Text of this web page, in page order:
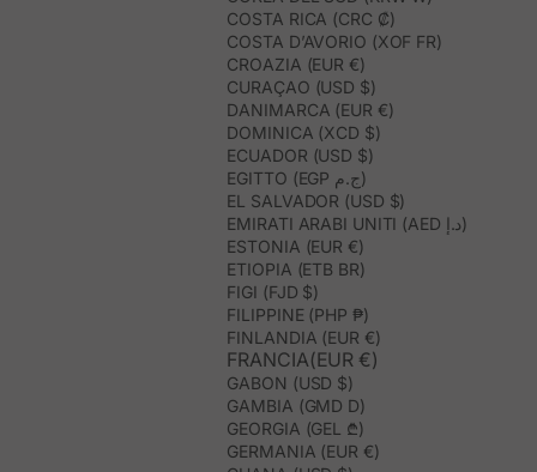
COSTA RICA (CRC ₡)
COSTA D’AVORIO (XOF FR)
CROAZIA (EUR €)
CURAÇAO (USD $)
DANIMARCA (EUR €)
DOMINICA (XCD $)
ECUADOR (USD $)
EGITTO (EGP ج.م)
EL SALVADOR (USD $)
EMIRATI ARABI UNITI (AED د.إ)
ESTONIA (EUR €)
ETIOPIA (ETB BR)
FIGI (FJD $)
FILIPPINE (PHP ₱)
FINLANDIA (EUR €)
FRANCIA(EUR €)
GABON (USD $)
GAMBIA (GMD D)
GEORGIA (GEL ₾)
GERMANIA (EUR €)